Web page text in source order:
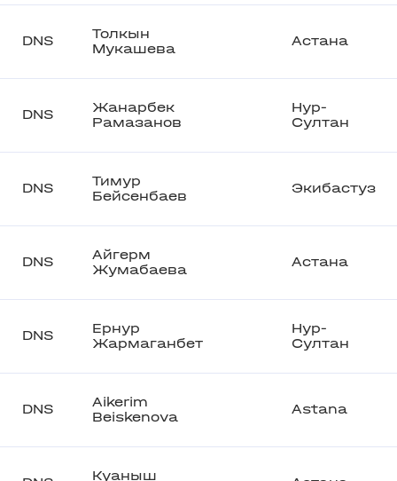
DNS
Толкын
Мукашева
Астана
DNS
Жанарбек
Рамазанов
Нур-
Султан
DNS
Тимур
Бейсенбаев
Экибастуз
DNS
Айгерм
Жумабаева
Астана
DNS
Ернур
Жармаганбет
Нур-
Султан
DNS
Aikerim
Beiskenova
Astana
Куаныш